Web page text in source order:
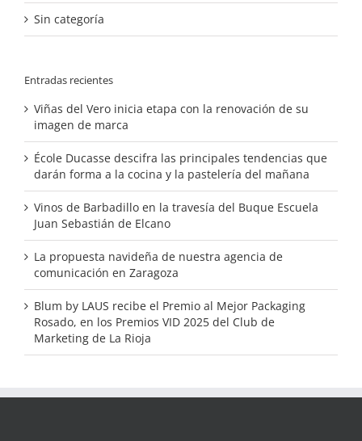
Sin categoría
Entradas recientes
Viñas del Vero inicia etapa con la renovación de su
imagen de marca
École Ducasse descifra las principales tendencias que
darán forma a la cocina y la pastelería del mañana
Vinos de Barbadillo en la travesía del Buque Escuela
Juan Sebastián de Elcano
La propuesta navideña de nuestra agencia de
comunicación en Zaragoza
Blum by LAUS recibe el Premio al Mejor Packaging
Rosado, en los Premios VID 2025 del Club de
Marketing de La Rioja